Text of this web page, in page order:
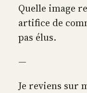
Quelle image
artifice de
pas élus.
—
Je reviens sur